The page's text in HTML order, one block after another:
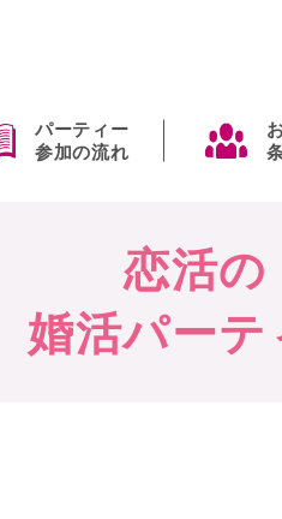
パーティー
参加の流れ
恋活の
婚活パーテ